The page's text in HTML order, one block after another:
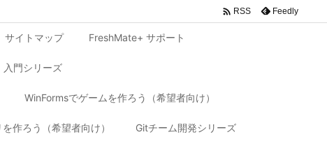
サイトマップ FreshMate+ サポート
入門シリーズ
WinFormsでゲームを作ろう（希望者向け）
作ろう（希望者向け） Gitチーム開発シリーズ
 RSS Feedly